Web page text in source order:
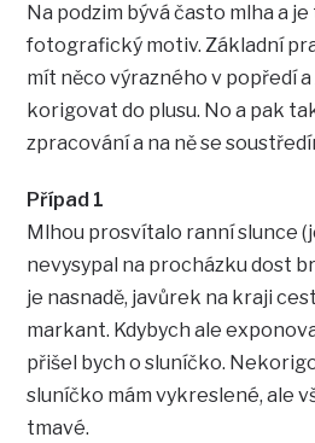
Na podzim bývá často mlha a
fotografický motiv. Základní
mít něco výrazného v popředí
korigovat do plusu. No a pak
zpracování a na ně se
Případ 1
Mlhou prosvítalo ranní slunce
nevysypal na procházku dost
je nasnadě, javůrek na kraji
markant. Kdybych ale
přišel bych o sluníčko.
sluníčko mám vykreslené, ale
tmavé.